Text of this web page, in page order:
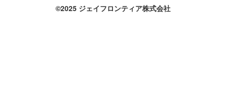
©2025 ジェイフロンティア株式会社